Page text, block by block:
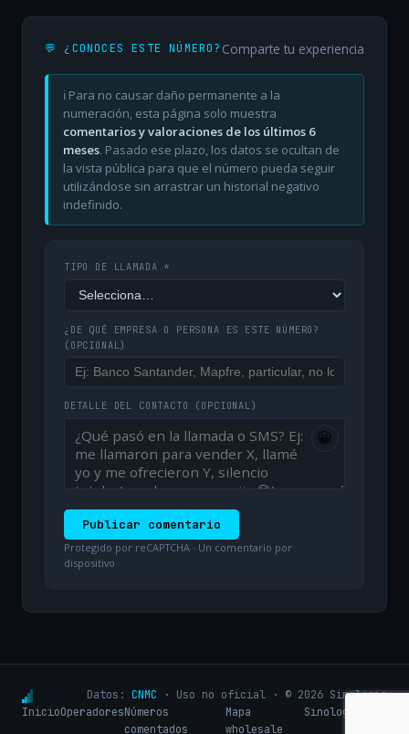
💬 ¿CONOCES ESTE NÚMERO? Comparte tu experiencia
ℹ️ Para no causar daño permanente a la
numeración, esta página solo muestra
comentarios y valoraciones de los últimos 6
meses. Pasado ese plazo, los datos se ocultan de
la vista pública para que el número pueda seguir
utilizándose sin arrastrar un historial negativo
indefinido.
TIPO DE LLAMADA *
¿DE QUÉ EMPRESA O PERSONA ES ESTE NÚMERO?
(OPCIONAL)
DETALLE DEL CONTACTO (OPCIONAL)
😀
Publicar comentario
Protegido por reCAPTCHA · Un comentario por
dispositivo
Datos: CNMC · Uso no oficial · © 2026 Sinologic
InicioOperadoresNúmeros
comentados
Mapa
wholesale
Sinologic.net